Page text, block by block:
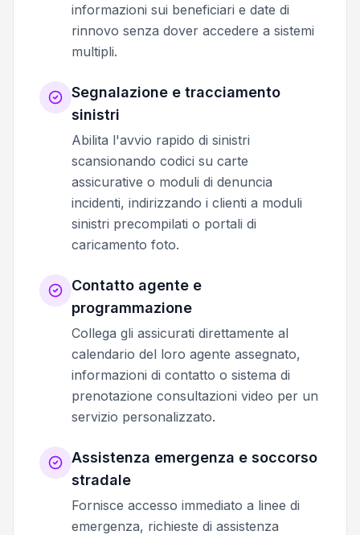
informazioni sui beneficiari e date di
rinnovo senza dover accedere a sistemi
multipli.
Segnalazione e tracciamento
sinistri
Abilita l'avvio rapido di sinistri
scansionando codici su carte
assicurative o moduli di denuncia
incidenti, indirizzando i clienti a moduli
sinistri precompilati o portali di
caricamento foto.
Contatto agente e
programmazione
Collega gli assicurati direttamente al
calendario del loro agente assegnato,
informazioni di contatto o sistema di
prenotazione consultazioni video per un
servizio personalizzato.
Assistenza emergenza e soccorso
stradale
Fornisce accesso immediato a linee di
emergenza, richieste di assistenza